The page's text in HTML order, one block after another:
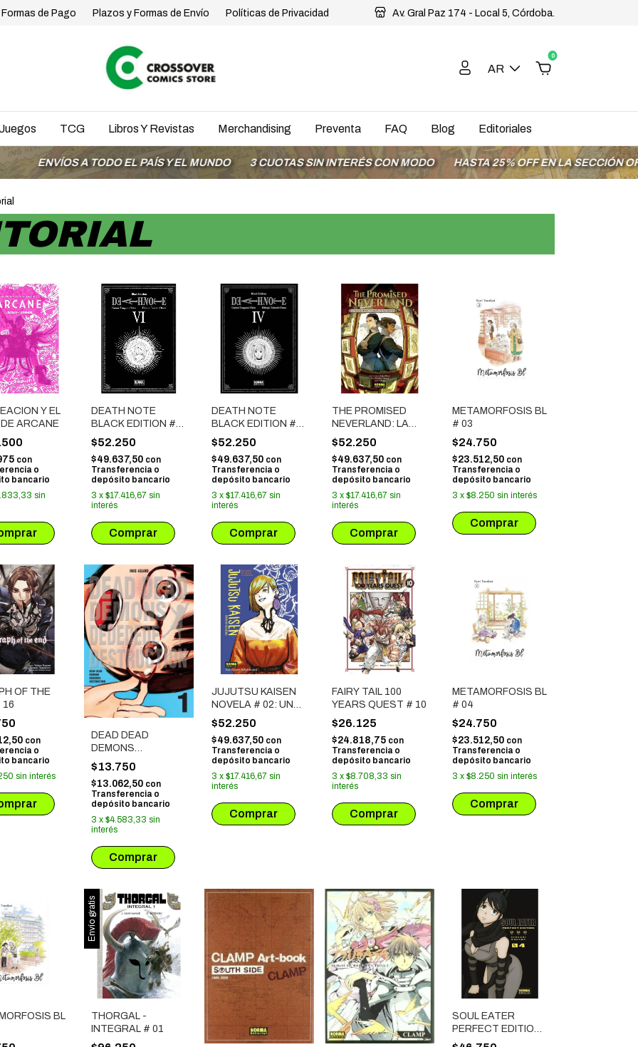
Formas de Pago Plazos y Formas de Envío Políticas de Privacidad Av. Gral Paz 174 - Local 5, Córdoba.
AR
0
TCG Libros Y Revistas Merchandising Preventa FAQ Blog Editoriales
A TODO EL PAÍS Y EL MUNDO 3 CUOTAS SIN INTERÉS CON MODO HASTA 25% OFF EN LA SECCIÓN OFERTAS
Y EL
ARCANE
con
o
bancario
sin
DEATH NOTE
BLACK EDITION #
06
$52.250
$49.637,50 con
Transferencia o
depósito bancario
3 x $17.416,67 sin
interés
DEATH NOTE
BLACK EDITION #
04
$52.250
$49.637,50 con
Transferencia o
depósito bancario
3 x $17.416,67 sin
interés
THE PROMISED
NEVERLAND: LA
BALADA DE LOS
RECUERDOS DE
LAS MADRES
$52.250
$49.637,50 con
Transferencia o
depósito bancario
3 x $17.416,67 sin
interés
METAMORFOSIS BL
# 03
$24.750
$23.512,50 con
Transferencia o
depósito bancario
3 x $8.250 sin interés
OF THE
16
con
o
bancario
sin interés
DEAD DEAD
DEMONS
DEDEDEDE
DESTRUCTION 1
$13.750
$13.062,50 con
Transferencia o
depósito bancario
3 x $4.583,33 sin
interés
JUJUTSU KAISEN
NOVELA # 02: UN
CAMINO DE
ESPINAS AL
AMANECER
$52.250
$49.637,50 con
Transferencia o
depósito bancario
3 x $17.416,67 sin
interés
FAIRY TAIL 100
YEARS QUEST # 10
$26.125
$24.818,75 con
Transferencia o
depósito bancario
3 x $8.708,33 sin
interés
METAMORFOSIS BL
# 04
$24.750
$23.512,50 con
Transferencia o
depósito bancario
3 x $8.250 sin interés
BL
Envío gratis
THORGAL -
INTEGRAL # 01
SOUL EATER
PERFECT EDITION
# 04